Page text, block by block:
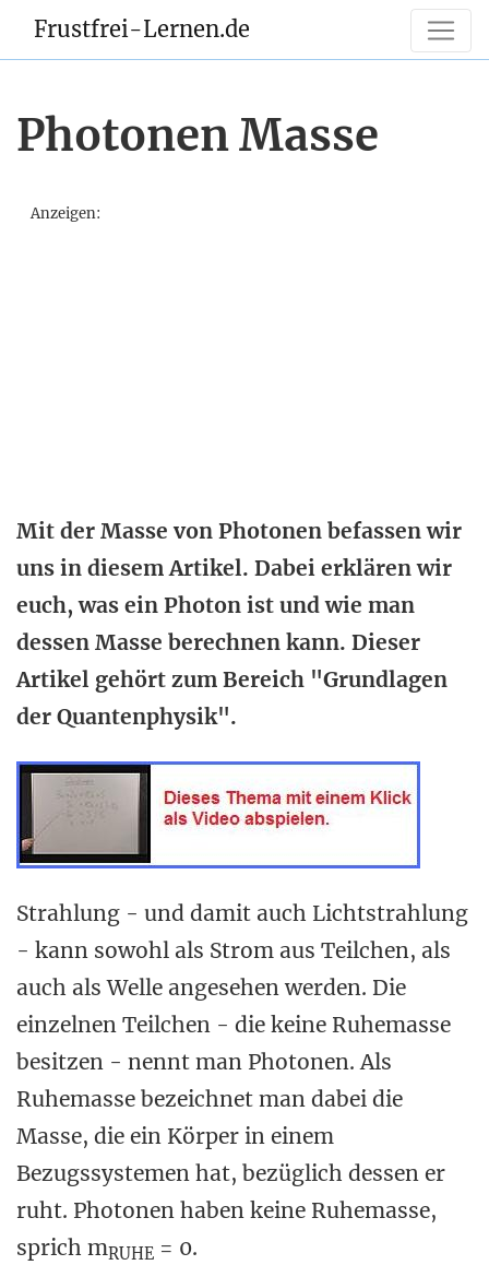
Frustfrei-Lernen.de
Photonen Masse
Anzeigen:
Mit der Masse von Photonen befassen wir
uns in diesem Artikel. Dabei erklären wir
euch, was ein Photon ist und wie man
dessen Masse berechnen kann. Dieser
Artikel gehört zum Bereich "Grundlagen
der Quantenphysik".
Strahlung - und damit auch Lichtstrahlung
- kann sowohl als Strom aus Teilchen, als
auch als Welle angesehen werden. Die
einzelnen Teilchen - die keine Ruhemasse
besitzen - nennt man Photonen. Als
Ruhemasse bezeichnet man dabei die
Masse, die ein Körper in einem
Bezugssystemen hat, bezüglich dessen er
ruht. Photonen haben keine Ruhemasse,
sprich mRUHE = 0.